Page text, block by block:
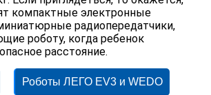
компактные электронные
радиопередатчики,
роботу, когда ребенок
расстояние.
Роботы ЛЕГО EV3 и WEDO